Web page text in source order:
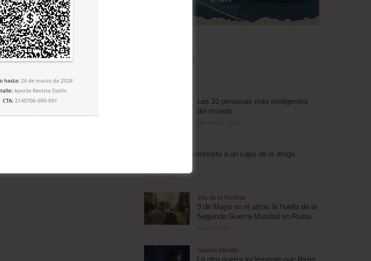
Tantachawi (reunión) para
pero dijo que entre
ni en el hermano Rafael
El 8 de noviembre
pero se avanzará. La
puntualizó.
Las 10 personas más inteligentes
del mundo
Escalofriante entrevista a un capo de la droga
abril 3, 2012
Día de la Victoria
9 de Mayo en el alma: la huella de la
Segunda Guerra Mundial en Rusia
Guerra híbrida
La otra guerra inclemente que libran